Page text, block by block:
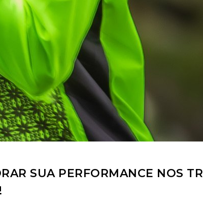
SUA PERFORMANCE NOS